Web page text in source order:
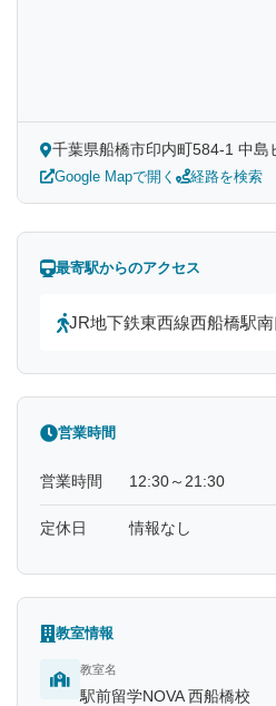
千葉県船橋市印内町584-1 中島
Google Mapで開く 経路を検索
最寄駅からのアクセス
JR地下鉄東西線西船橋駅
営業時間
営業時間 12:30～21:30
定休日 情報なし
教室情報
教室名
駅前留学NOVA 西船橋校